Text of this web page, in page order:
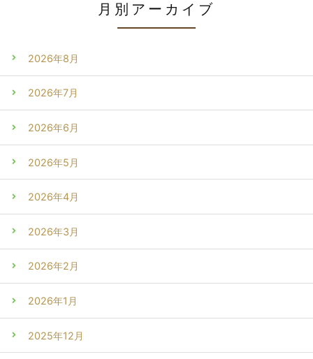
月別アーカイブ
2026年8月
2026年7月
2026年6月
2026年5月
2026年4月
2026年3月
2026年2月
2026年1月
2025年12月